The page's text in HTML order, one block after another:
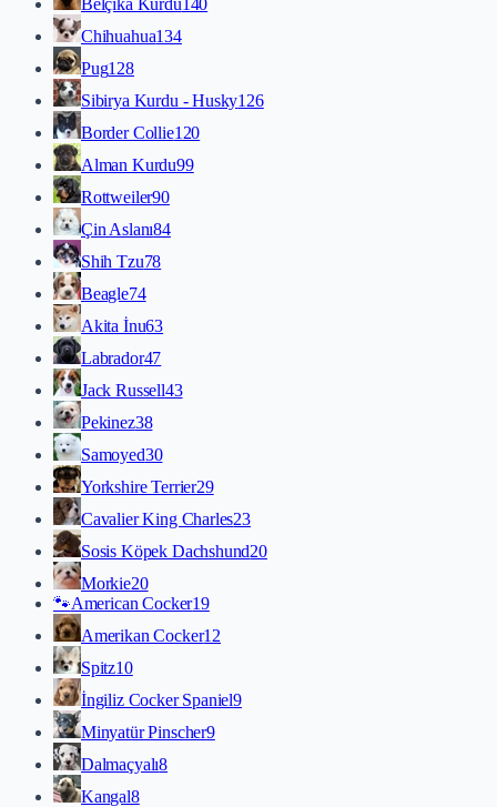
Belçika Kurdu140
Chihuahua134
Pug128
Sibirya Kurdu - Husky126
Border Collie120
Alman Kurdu99
Rottweiler90
Çin Aslanı84
Shih Tzu78
Beagle74
Akita İnu63
Labrador47
Jack Russell43
Pekinez38
Samoyed30
Yorkshire Terrier29
Cavalier King Charles23
Sosis Köpek Dachshund20
Morkie20
🐾American Cocker19
Amerikan Cocker12
Spitz10
İngiliz Cocker Spaniel9
Minyatür Pinscher9
Dalmaçyalı8
Kangal8